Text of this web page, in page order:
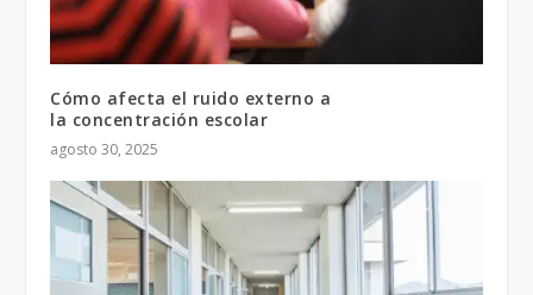
Cómo afecta el ruido externo a
la concentración escolar
agosto 30, 2025